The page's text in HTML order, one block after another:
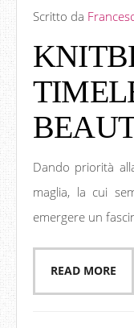
Scritto da
Dando priorità
maglia, la cui
emergere un
READ MORE